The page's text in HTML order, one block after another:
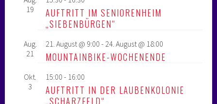
19
AUFTRITT IM SENIORENHEIM
„SIEBENBÜRGEN“
Aug.
21
21. August @ 9:00 - 24. August @ 18:00
MOUNTAINBIKE-WOCHENENDE
Okt.
3
15:00 - 16:00
AUFTRITT IN DER LAUBENKOLONIE
„SCHARZFELD“